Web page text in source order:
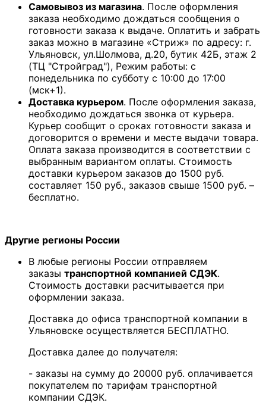
Самовывоз из магазина. После оформления
заказа необходимо дождаться сообщения о
готовности заказа к выдаче. Оплатить и забрать
заказ можно в магазине «Стриж» по адресу: г.
Ульяновск, ул.Шолмова, д.20, бутик 42Б, этаж 2
(ТЦ "Стройград"), Режим работы: с
понедельника по субботу с 10:00 до 17:00
(мск+1).
Доставка курьером. После оформления заказа,
необходимо дождаться звонка от курьера.
Курьер сообщит о сроках готовности заказа и
договорится о времени и месте выдачи товара.
Оплата заказа производится в соответствии с
выбранным вариантом оплаты. Стоимость
доставки курьером заказов до 1500 руб.
составляет 150 руб., заказов свыше 1500 руб. –
бесплатно.
Другие регионы России
В любые регионы России отправляем
заказы транспортной компанией СДЭК.
Стоимость доставки расчитывается при
оформлении заказа.
Доставка до офиса транспортной компании в
Ульяновске осуществляется БЕСПЛАТНО.
Доставка далее до получателя:
- заказы на сумму до 20000 руб. оплачивается
покупателем по тарифам транспортной
компании СДЭК.